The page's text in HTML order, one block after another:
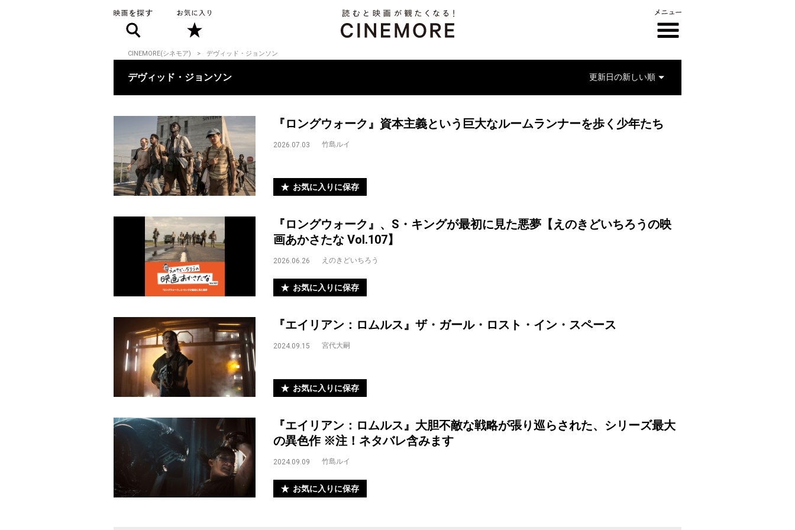
CINEMORE(シネモア) デヴィッド・ジョンソン
デヴィッド・ジョンソン
『ロングウォーク』資本主義という巨大なルームランナーを歩く少年たち
2026.07.03 竹島ルイ
お気に入りに保存
『ロングウォーク』、S・キングが最初に見た悪夢【えのきどいちろうの映
画あかさたな Vol.107】
2026.06.26 えのきどいちろう
お気に入りに保存
『エイリアン：ロムルス』ザ・ガール・ロスト・イン・スペース
2024.09.15 宮代大嗣
お気に入りに保存
『エイリアン：ロムルス』大胆不敵な戦略が張り巡らされた、シリーズ最大
の異色作 ※注！ネタバレ含みます
2024.09.09 竹島ルイ
お気に入りに保存